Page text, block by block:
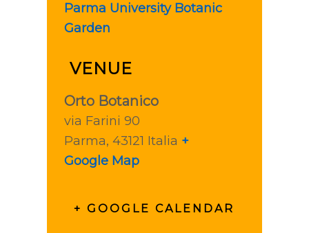
Parma University Botanic
Garden
VENUE
Orto Botanico
via Farini 90
Parma, 43121 Italia +
Google Map
+ GOOGLE CALENDAR